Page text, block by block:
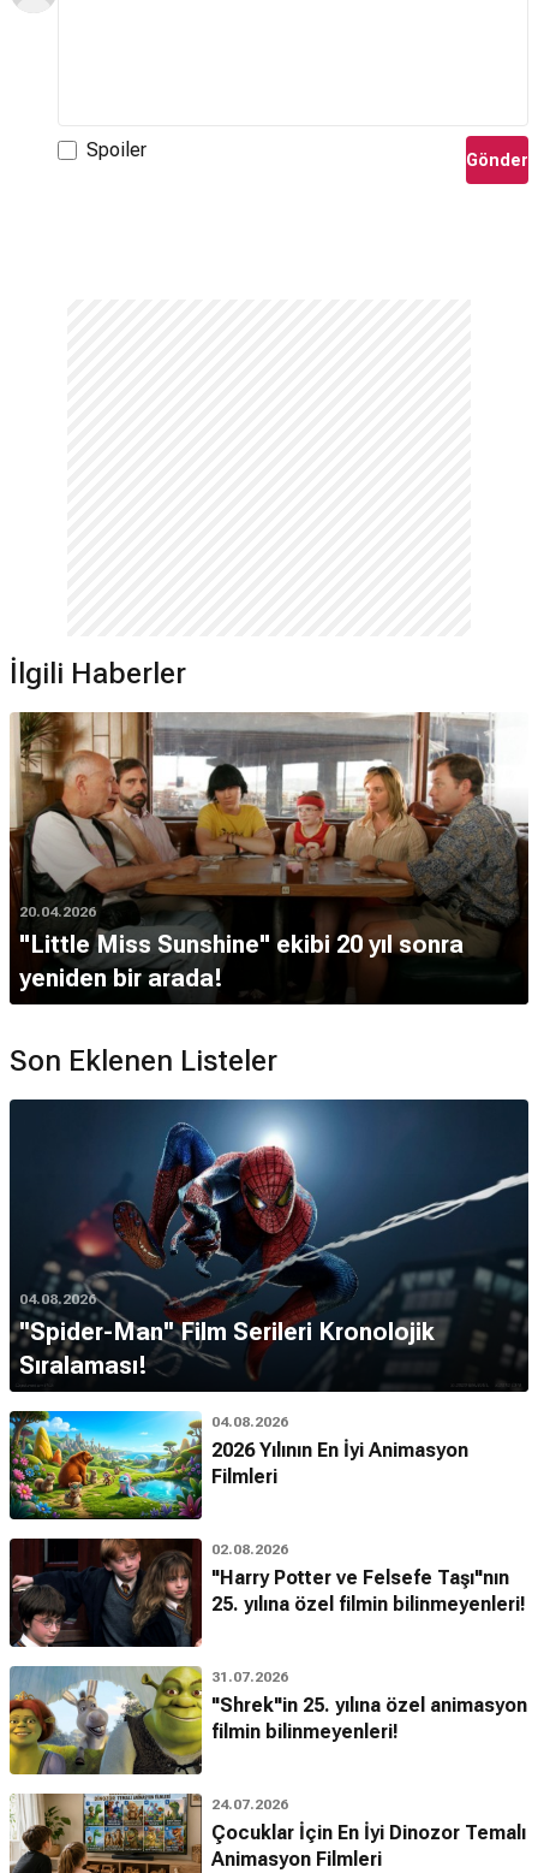
Spoiler Gönder
İlgili Haberler
20.04.2026
"Little Miss Sunshine" ekibi 20 yıl sonra
yeniden bir arada!
Son Eklenen Listeler
04.08.2026
''Spider-Man'' Film Serileri Kronolojik
Sıralaması!
04.08.2026
2026 Yılının En İyi Animasyon
Filmleri
02.08.2026
"Harry Potter ve Felsefe Taşı"nın
25. yılına özel filmin bilinmeyenleri!
31.07.2026
"Shrek"in 25. yılına özel animasyon
filmin bilinmeyenleri!
24.07.2026
Çocuklar İçin En İyi Dinozor Temalı
Animasyon Filmleri